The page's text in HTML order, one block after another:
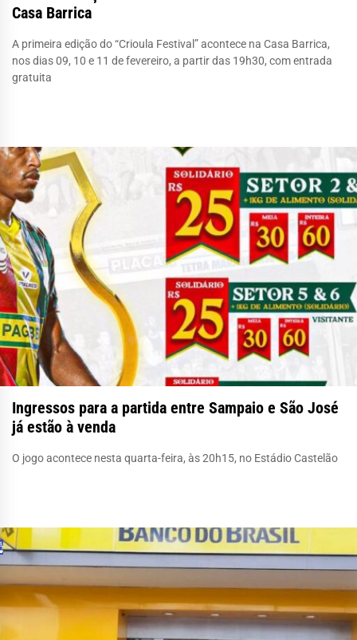
Casa Barrica
A primeira edição do “Crioula Festival” acontece na Casa Barrica,
nos dias 09, 10 e 11 de fevereiro, a partir das 19h30, com entrada
gratuita
Ingressos para a partida entre Sampaio e São José
já estão à venda
O jogo acontece nesta quarta-feira, às 20h15, no Estádio Castelão